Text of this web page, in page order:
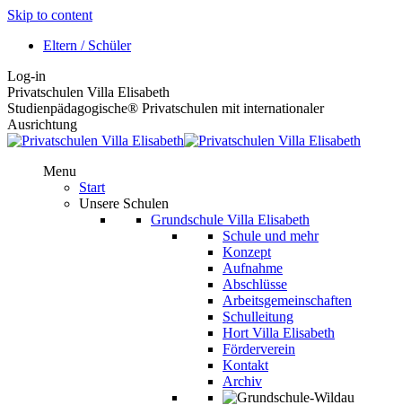
Skip to content
Eltern / Schüler
Log-in
Privatschulen Villa Elisabeth
Studienpädagogische® Privatschulen mit internationaler
Ausrichtung
Menu
Start
Unsere Schulen
Grundschule Villa Elisabeth
Schule und mehr
Konzept
Aufnahme
Abschlüsse
Arbeitsgemeinschaften
Schulleitung
Hort Villa Elisabeth
Förderverein
Kontakt
Archiv